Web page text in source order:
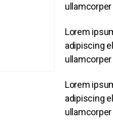
Lorem
adipiscing
Lorem
adipiscing